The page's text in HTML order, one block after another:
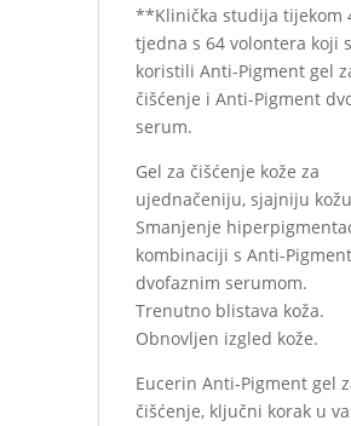
**Klinička studija tijekom
tjedna s 64 volontera koji
koristili Anti-Pigment gel
čišćenje i Anti-Pigment
serum.
Gel za čišćenje kože za
ujednačeniju, sjajniju
Smanjenje
kombinaciji s Anti-Pigment
dvofaznim serumom.
Trenutno blistava koža.
Obnovljen izgled kože.
Eucerin Anti-Pigment gel
čišćenje, ključni korak u